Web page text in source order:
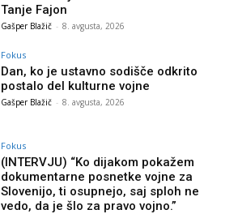
Tanje Fajon
Gašper Blažič - 8. avgusta, 2026
Fokus
Dan, ko je ustavno sodišče odkrito
postalo del kulturne vojne
Gašper Blažič - 8. avgusta, 2026
Fokus
(INTERVJU) “Ko dijakom pokažem
dokumentarne posnetke vojne za
Slovenijo, ti osupnejo, saj sploh ne
vedo, da je šlo za pravo vojno.”